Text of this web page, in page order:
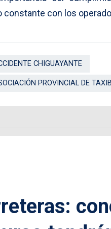
constante con los
CHIGUAYANTE
PROVINCIAL DE